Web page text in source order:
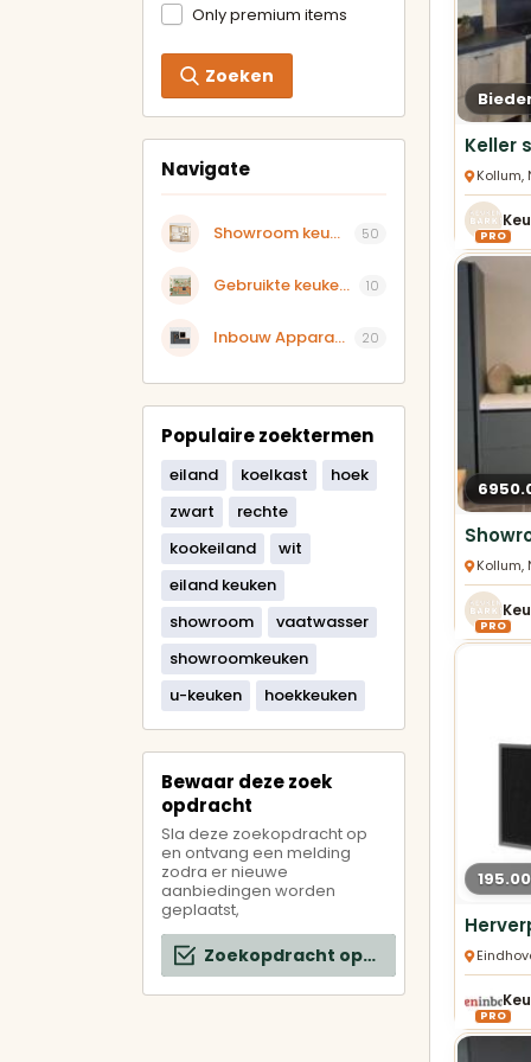
Only premium items
Zoeken
Navigate
Showroom keukens aangeboden 50
Gebruikte keukens 10
Inbouw Apparatuur 20
Populaire zoektermen
eiland koelkast
hoek
zwart
rechte
kookeiland
wit
eiland keuken
showroom
vaatwasser
showroomkeuken
u-keuken
hoekkeuken
Bewaar deze zoek
opdracht
Sla deze zoekopdracht op
en ontvang een melding
zodra er nieuwe
aanbiedingen worden
geplaatst,
Zoekopdracht opslaan
Kollum,
PRO
Kollum,
PRO
PRO